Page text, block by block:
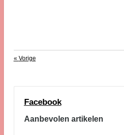
« Vorige
Facebook
Aanbevolen artikelen